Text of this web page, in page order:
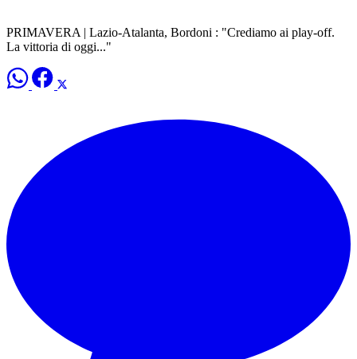
PRIMAVERA | Lazio-Atalanta, Bordoni : "Crediamo ai play-off.
La vittoria di oggi..."